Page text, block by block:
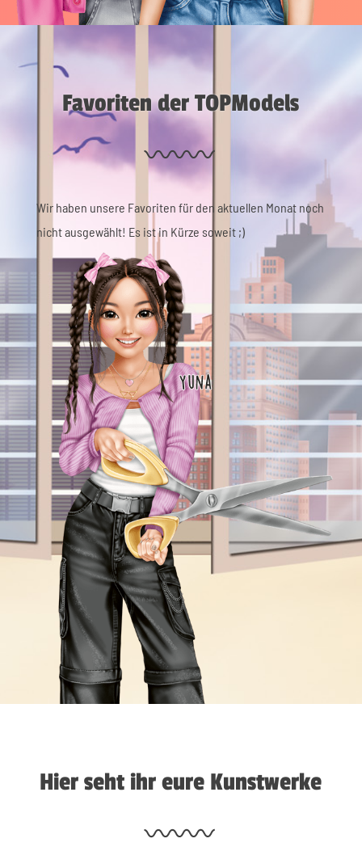
Favoriten der TOPModels
Wir haben unsere Favoriten für den aktuellen Monat noch
nicht ausgewählt! Es ist in Kürze soweit ;)
Hier seht ihr eure Kunstwerke